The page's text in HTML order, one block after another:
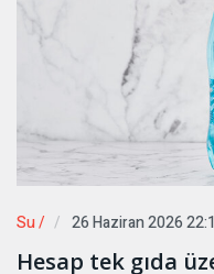
Su / 26 Haziran 2026
Hesap tek gıda